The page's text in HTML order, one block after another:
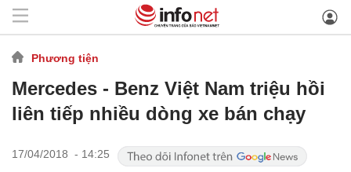
Phương tiện
Mercedes - Benz Việt Nam triệu hồi
liên tiếp nhiều dòng xe bán chạy
17/04/2018 - 14:25